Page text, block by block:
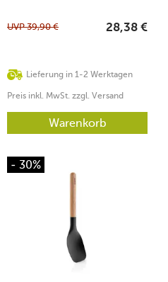
Lieferung in 1-2 Werktagen
UVP39,90 € 28,38 €
Preis inkl. MwSt. zzgl. Versand
Warenkorb
- 30%